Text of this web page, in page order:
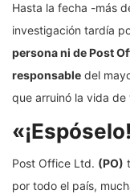
Hasta la fecha -más
investigación tardía
persona ni de Post
responsable del
que arruinó la vida de
Post Office Ltd. (PO)
por todo el país,